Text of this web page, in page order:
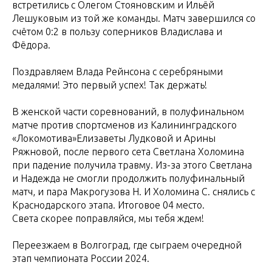
встретились с Олегом Стояновским и Ильёй
Лешуковым из той же команды. Матч завершился со
счётом 0:2 в пользу соперников Владислава и
Фёдора.
Поздравляем Влада Рейнсона с серебряными
медалями! Это первый успех! Так держать!
В женской части соревнований, в полуфинальном
матче против спортсменов из Калининградского
«Локомотива»Елизаветы Лудковой и Арины
Ряжновой, после первого сета Светлана Холомина
при падение получила травму. Из-за этого Светлана
и Надежда не смогли продолжить полуфинальный
матч, и пара Макрогузова Н. И Холомина С. снялись с
Краснодарского этапа. Итоговое 04 место.
Света скорее поправляйся, мы тебя ждем!
Переезжаем в Волгоград, где сыграем очередной
этап чемпионата России 2024.